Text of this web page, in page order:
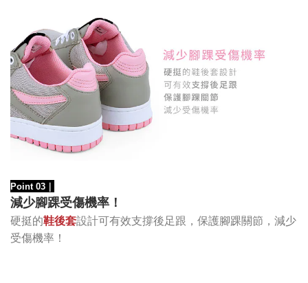
Point 03
減少腳踝受傷機率！
硬挺的鞋後套設計可有效支撐後足跟，保護腳踝關節，減少
受傷機率！